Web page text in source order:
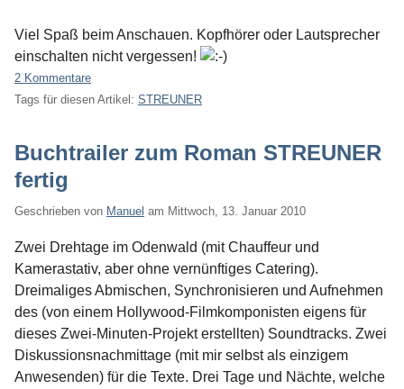
Viel Spaß beim Anschauen. Kopfhörer oder Lautsprecher
einschalten nicht vergessen!
2 Kommentare
Tags für diesen Artikel: STREUNER
Buchtrailer zum Roman STREUNER
fertig
Geschrieben von Manuel am Mittwoch, 13. Januar 2010
Zwei Drehtage im Odenwald (mit Chauffeur und
Kamerastativ, aber ohne vernünftiges Catering).
Dreimaliges Abmischen, Synchronisieren und Aufnehmen
des (von einem Hollywood-Filmkomponisten eigens für
dieses Zwei-Minuten-Projekt erstellten) Soundtracks. Zwei
Diskussionsnachmittage (mit mir selbst als einzigem
Anwesenden) für die Texte. Drei Tage und Nächte, welche